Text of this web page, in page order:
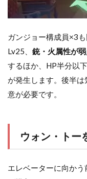
ガンジョー構成員×3
Lv25、 銃・火属性が
するほか、HP半分以
が発生します。後半
意が必要です。
ウォン・トー
エレベーターに向か